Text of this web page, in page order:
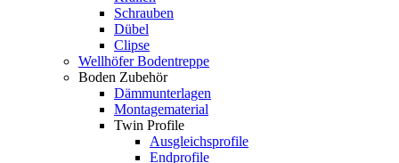
Schrauben
Dübel
Clipse
Wellhöfer Bodentreppe
Boden Zubehör
Dämmunterlagen
Montagematerial
Twin Profile
Ausgleichsprofile
Endprofile